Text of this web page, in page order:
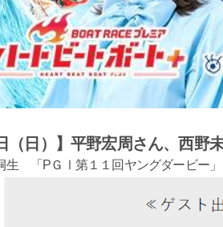
（日）】平野宏周さん、西野
生 「PＧⅠ第１１回ヤングダービー」